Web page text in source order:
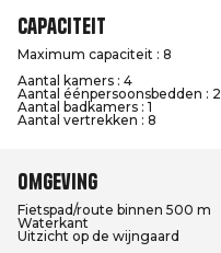
Capaciteit
Maximum capaciteit : 8
Aantal kamers : 4
Aantal éénpersoonsbedden : 2
Aantal badkamers : 1
Aantal vertrekken : 8
Omgeving
Fietspad/route binnen 500 m
Waterkant
Uitzicht op de wijngaard